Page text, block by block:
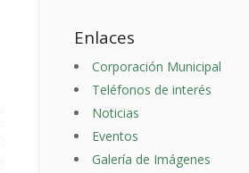
Enlaces
Corporación Municipal
Teléfonos de interés
Noticias
Eventos
Galería de Imágenes